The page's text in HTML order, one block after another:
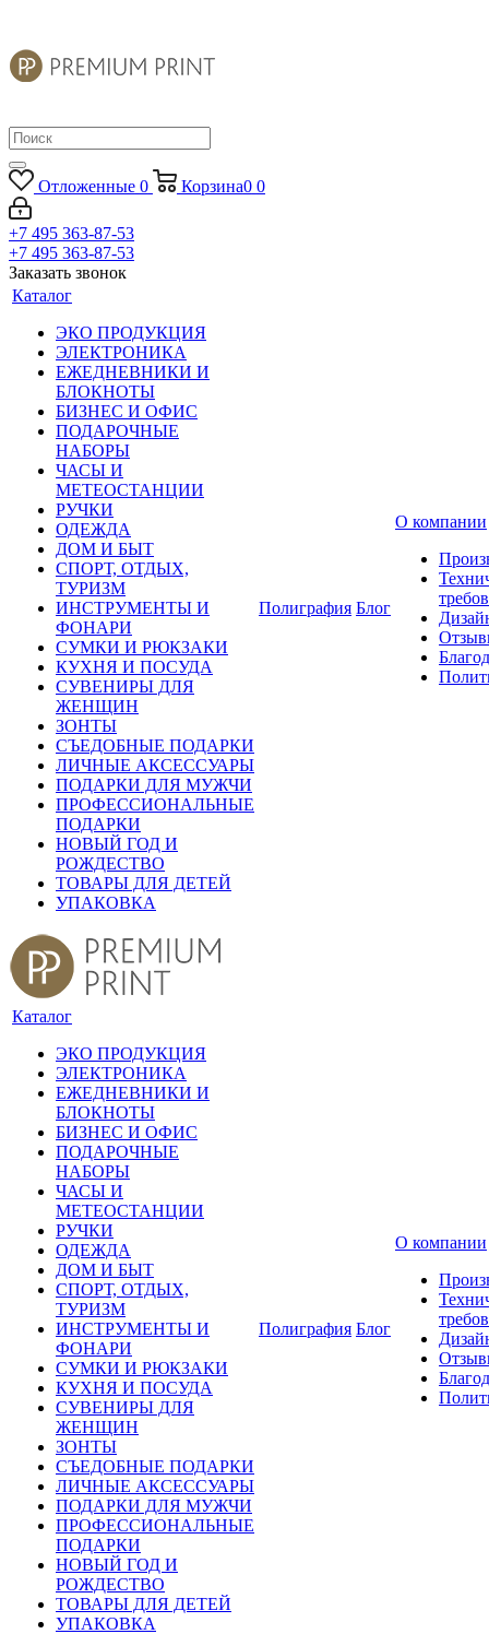
Отложенные 0 Корзина0 0
+7 495 363-87-53
+7 495 363-87-53
Заказать звонок
Каталог
ЭКО ПРОДУКЦИЯ
ЭЛЕКТРОНИКА
ЕЖЕДНЕВНИКИ И
БЛОКНОТЫ
БИЗНЕС И ОФИС
ПОДАРОЧНЫЕ
НАБОРЫ
ЧАСЫ И
МЕТЕОСТАНЦИИ
РУЧКИ
ОДЕЖДА
ДОМ И БЫТ
СПОРТ, ОТДЫХ,
ТУРИЗМ
ИНСТРУМЕНТЫ И
ФОНАРИ
СУМКИ И РЮКЗАКИ
КУХНЯ И ПОСУДА
СУВЕНИРЫ ДЛЯ
ЖЕНЩИН
ЗОНТЫ
СЪЕДОБНЫЕ ПОДАРКИ
ЛИЧНЫЕ АКСЕССУАРЫ
ПОДАРКИ ДЛЯ МУЖЧИ
ПРОФЕССИОНАЛЬНЫЕ
ПОДАРКИ
НОВЫЙ ГОД И
РОЖДЕСТВО
ТОВАРЫ ДЛЯ ДЕТЕЙ
УПАКОВКА
Полиграфия Блог
О компании
Каталог
ЭКО ПРОДУКЦИЯ
ЭЛЕКТРОНИКА
ЕЖЕДНЕВНИКИ И
БЛОКНОТЫ
БИЗНЕС И ОФИС
ПОДАРОЧНЫЕ
НАБОРЫ
ЧАСЫ И
МЕТЕОСТАНЦИИ
РУЧКИ
ОДЕЖДА
ДОМ И БЫТ
СПОРТ, ОТДЫХ,
ТУРИЗМ
ИНСТРУМЕНТЫ И
ФОНАРИ
СУМКИ И РЮКЗАКИ
КУХНЯ И ПОСУДА
СУВЕНИРЫ ДЛЯ
ЖЕНЩИН
ЗОНТЫ
СЪЕДОБНЫЕ ПОДАРКИ
ЛИЧНЫЕ АКСЕССУАРЫ
ПОДАРКИ ДЛЯ МУЖЧИ
ПРОФЕССИОНАЛЬНЫЕ
ПОДАРКИ
НОВЫЙ ГОД И
РОЖДЕСТВО
ТОВАРЫ ДЛЯ ДЕТЕЙ
УПАКОВКА
Полиграфия Блог
О компании